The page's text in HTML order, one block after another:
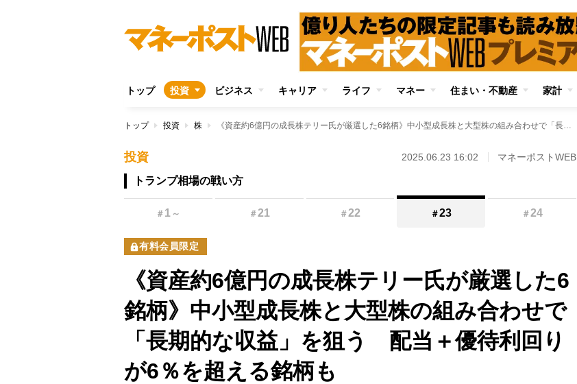
トップ 投資 ビジネス キャリア ライフ マネー 住まい・不動産 家計
トップ 投資 株 《資産約6億円の成長株テリー氏が厳選した6銘柄》中小型成長株と大型株の組み合わせで「長期的な収益」を狙う 配当＋優待利回りが6％を超える銘柄も
投資 2025.06.23 16:02 マネーポストWEB
トランプ相場の戦い方
＃ 1 ～ ＃21 ＃22 ＃23 ＃24
有料会員限定
《資産約6億円の成長株テリー氏が厳選した6
銘柄》中小型成長株と大型株の組み合わせで
「長期的な収益」を狙う 配当＋優待利回り
が6％を超える銘柄も